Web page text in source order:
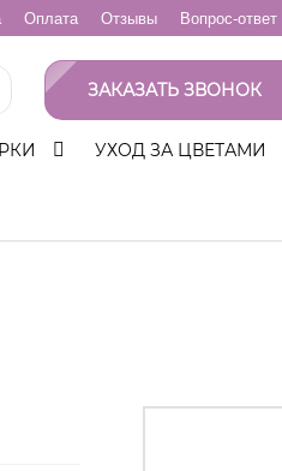
Оплата Отзывы Вопрос-ответ
ЗАКАЗАТЬ ЗВОНОК
УХОД ЗА ЦВЕТАМИ